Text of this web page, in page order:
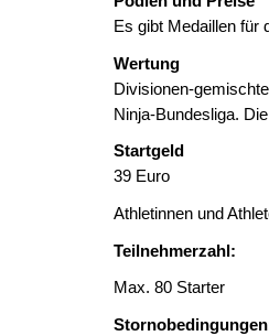
Es gibt Medaillen für
Wertung
Divisionen-
Ninja-Bundesliga.
Startgeld
39 Euro
Athletinnen und
Teilnehmerzahl:
Max. 80 Starter